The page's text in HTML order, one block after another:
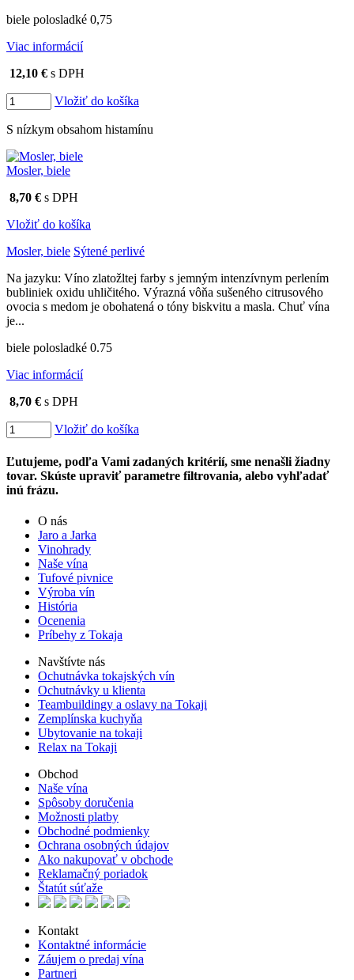
biele polosladké 0,75
Viac informácií
12,10 € s DPH
Vložiť do košíka
S nízkym obsahom histamínu
Mosler, biele
8,70 € s DPH
Vložiť do košíka
Mosler, biele Sýtené perlivé
Na jazyku: Víno zlatožltej farby s jemným intenzívnym perlením
bubliniek oxidu uhličitého. Výrazná vôňa sušeného citrusového
ovocia s medom je obohatená o tóny biskvitu a masla. Chuť vína
je...
biele polosladké 0.75
Viac informácií
8,70 € s DPH
Vložiť do košíka
Ľutujeme, podľa Vami zadaných kritérií, sme nenašli žiadny
tovar. Skúste upraviť parametre filtrovania, alebo vyhľadať
inú frázu.
O nás
Jaro a Jarka
Vinohrady
Naše vína
Tufové pivnice
Výroba vín
História
Ocenenia
Príbehy z Tokaja
Navštívte nás
Ochutnávka tokajských vín
Ochutnávky u klienta
Teambuildingy a oslavy na Tokaji
Zemplínska kuchyňa
Ubytovanie na tokaji
Relax na Tokaji
Obchod
Naše vína
Spôsoby doručenia
Možnosti platby
Obchodné podmienky
Ochrana osobných údajov
Ako nakupovať v obchode
Reklamačný poriadok
Štatút súťaže
Kontakt
Kontaktné informácie
Záujem o predaj vína
Partneri